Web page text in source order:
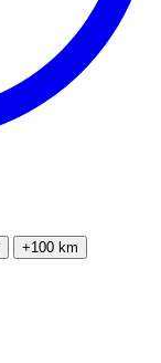
+100 km